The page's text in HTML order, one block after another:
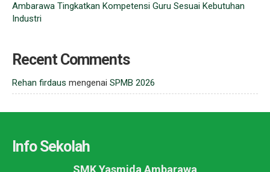
Ambarawa Tingkatkan Kompetensi Guru Sesuai Kebutuhan
Industri
Recent Comments
Rehan firdaus mengenai SPMB 2026
Info Sekolah
SMK Yasmida Ambarawa